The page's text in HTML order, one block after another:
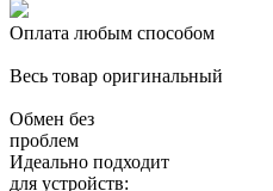
Оплата любым способом
Весь товар оригинальный
Обмен без
проблем
Идеально подходит
для устройств: